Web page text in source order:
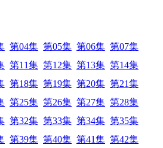
第04集 第05集 第06集 第07集
第11集 第12集 第13集 第14集
第18集 第19集 第20集 第21集
第25集 第26集 第27集 第28集
第32集 第33集 第34集 第35集
第39集 第40集 第41集 第42集